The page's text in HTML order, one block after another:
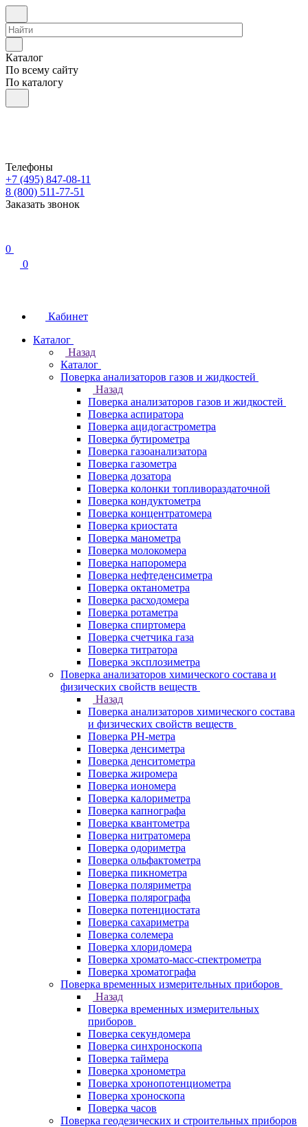
Каталог
По всему сайту
По каталогу
Телефоны
+7 (495) 847-08-11
8 (800) 511-77-51
Заказать звонок
0
0
Кабинет
Каталог
Назад
Каталог
Поверка анализаторов газов и жидкостей
Назад
Поверка анализаторов газов и жидкостей
Поверка аспиратора
Поверка ацидогастрометра
Поверка бутирометра
Поверка газоанализатора
Поверка газометра
Поверка дозатора
Поверка колонки топливораздаточной
Поверка кондуктометра
Поверка концентратомера
Поверка криостата
Поверка манометра
Поверка молокомера
Поверка напоромера
Поверка нефтеденсиметра
Поверка октанометра
Поверка расходомера
Поверка ротаметра
Поверка спиртомера
Поверка счетчика газа
Поверка титратора
Поверка эксплозиметра
Поверка анализаторов химического состава и
физических свойств веществ
Назад
Поверка анализаторов химического состава
и физических свойств веществ
Поверка PH-метра
Поверка денсиметра
Поверка денситометра
Поверка жиромера
Поверка иономера
Поверка калориметра
Поверка капнографа
Поверка квантометра
Поверка нитратомера
Поверка одориметра
Поверка ольфактометра
Поверка пикнометра
Поверка поляриметра
Поверка полярографа
Поверка потенциостата
Поверка сахариметра
Поверка солемера
Поверка хлоридомера
Поверка хромато-масс-спектрометра
Поверка хроматографа
Поверка временных измерительных приборов
Назад
Поверка временных измерительных
приборов
Поверка секундомера
Поверка синхроноскопа
Поверка таймера
Поверка хронометра
Поверка хронопотенциометра
Поверка хроноскопа
Поверка часов
Поверка геодезических и строительных приборов